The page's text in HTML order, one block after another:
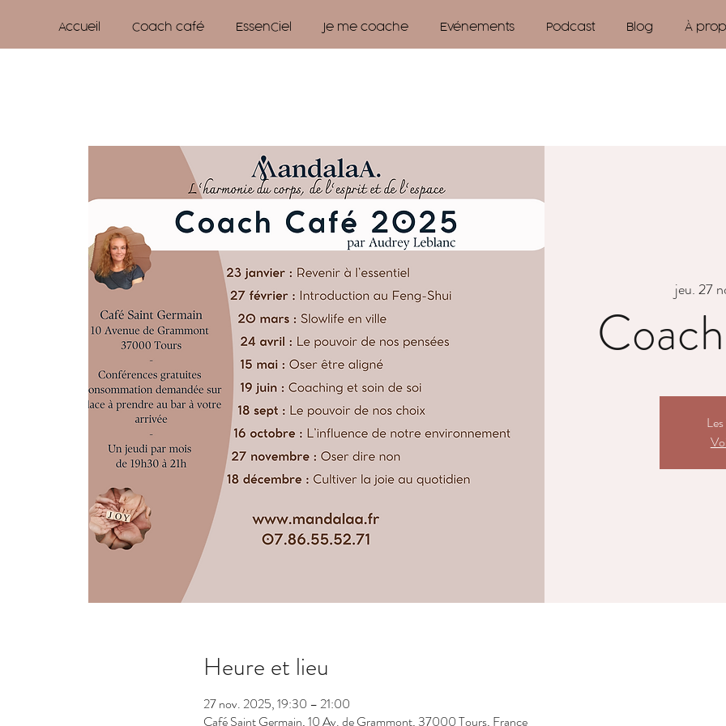
Accueil Coach café EssenCiel Je me coache Evénements Podcast Blog À
jeu. 27
Heure et lieu
27 nov. 2025, 19:30 – 21:00
Café Saint Germain, 10 Av. de Grammont, 37000 Tours, France